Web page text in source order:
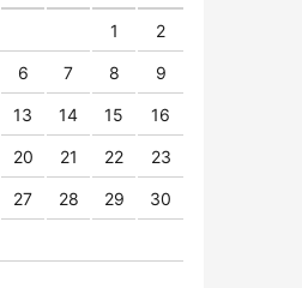
1 2
6 7 8 9
13 14 15 16
20 21 22 23
27 28 29 30